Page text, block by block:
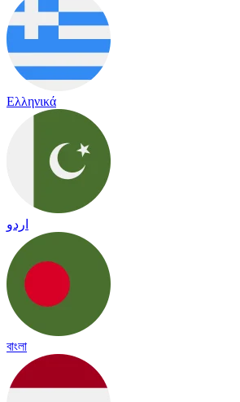
Ελληνικά
اردو
বাংলা